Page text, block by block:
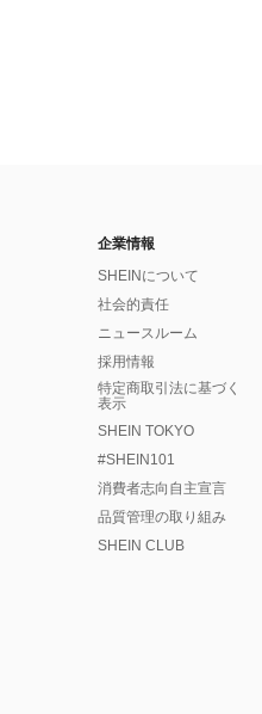
企業情報
SHEINについて
社会的責任
ニュースルーム
採用情報
特定商取引法に基づく
表示
SHEIN TOKYO
#SHEIN101
消費者志向自主宣言
品質管理の取り組み
SHEIN CLUB